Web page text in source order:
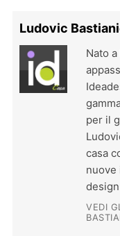
Ludovic
Nato
per il
casa
nuove
VEDI